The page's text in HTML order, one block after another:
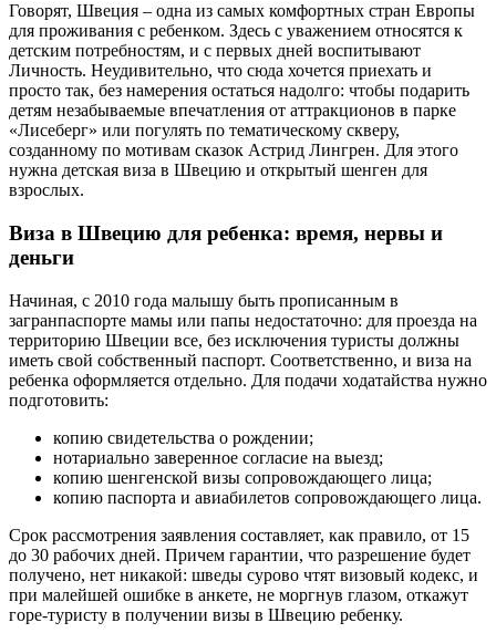
Говорят, Швеция – одна из самых комфортных стран Европы
для проживания с ребенком. Здесь с уважением относятся к
детским потребностям, и с первых дней воспитывают
Личность. Неудивительно, что сюда хочется приехать и
просто так, без намерения остаться надолго: чтобы подарить
детям незабываемые впечатления от аттракционов в парке
«Лисеберг» или погулять по тематическому скверу,
созданному по мотивам сказок Астрид Лингрен. Для этого
нужна детская виза в Швецию и открытый шенген для
взрослых.
Виза в Швецию для ребенка: время, нервы и
деньги
Начиная, с 2010 года малышу быть прописанным в
загранпаспорте мамы или папы недостаточно: для проезда на
территорию Швеции все, без исключения туристы должны
иметь свой собственный паспорт. Соответственно, и виза на
ребенка оформляется отдельно. Для подачи ходатайства нужно
подготовить:
копию свидетельства о рождении;
нотариально заверенное согласие на выезд;
копию шенгенской визы сопровождающего лица;
копию паспорта и авиабилетов сопровождающего лица.
Срок рассмотрения заявления составляет, как правило, от 15
до 30 рабочих дней. Причем гарантии, что разрешение будет
получено, нет никакой: шведы сурово чтят визовый кодекс, и
при малейшей ошибке в анкете, не моргнув глазом, откажут
горе-туристу в получении визы в Швецию ребенку.